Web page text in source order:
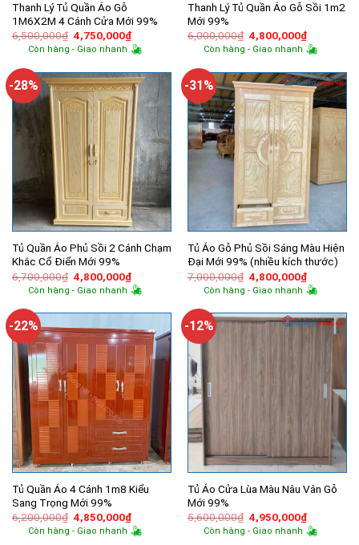
Thanh Lý Tủ Quần Áo Gỗ
1M6X2M 4 Cánh Cửa Mới 99%
6,500,000₫ Giá
gốc
là:
4,750,000₫Giá
hiện
tại
4,750,000₫.
Còn hàng - Giao nhanh
Thanh Lý Tủ Quần Áo Gỗ Sồi 1m2
Mới 99%
6,000,000₫ Giá
gốc
là:
4,800,000₫Giá
hiện
tại
Còn hàng - Giao nhanh
-28%
Tủ Quần Áo Phủ Sồi 2 Cánh Chạm
Khắc Cổ Điển Mới 99%
6,700,000₫ Giá
gốc
là:
4,800,000₫Giá
hiện
tại
4,800,000₫.
Còn hàng - Giao nhanh
-31%
Tủ Áo Gỗ Phủ Sồi Sáng Màu Hiện
Đại Mới 99% (nhiều kích thước)
7,000,000₫ Giá
gốc
là:
4,800,000₫Giá
hiện
tại
Còn hàng - Giao nhanh
-22%
Tủ Quần Áo 4 Cánh 1m8 Kiểu
Sang Trọng Mới 99%
6,200,000₫ Giá
gốc
là:
4,850,000₫Giá
hiện
tại
Còn hàng - Giao nhanh
-12%
Tủ Áo Cửa Lùa Màu Nâu Vân Gỗ
Mới 99%
5,600,000₫ Giá
gốc
là:
4,950,000₫Giá
hiện
tại
Còn hàng - Giao nhanh